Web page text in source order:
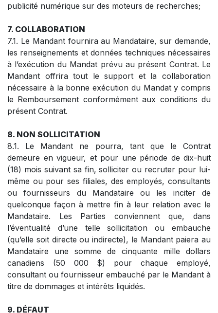
publicité numérique sur des moteurs de recherches;
7. COLLABORATION
7.1. Le Mandant fournira au Mandataire, sur demande,
les renseignements et données techniques nécessaires
à l’exécution du Mandat prévu au présent Contrat. Le
Mandant offrira tout le support et la collaboration
nécessaire à la bonne exécution du Mandat y compris
le Remboursement conformément aux conditions du
présent Contrat.
8. NON SOLLICITATION
8.1. Le Mandant ne pourra, tant que le Contrat
demeure en vigueur, et pour une période de dix-huit
(18) mois suivant sa fin, solliciter ou recruter pour lui-
même ou pour ses filiales, des employés, consultants
ou fournisseurs du Mandataire ou les inciter de
quelconque façon à mettre fin à leur relation avec le
Mandataire. Les Parties conviennent que, dans
l’éventualité d’une telle sollicitation ou embauche
(qu’elle soit directe ou indirecte), le Mandant paiera au
Mandataire une somme de cinquante mille dollars
canadiens (50 000 $) pour chaque employé,
consultant ou fournisseur embauché par le Mandant à
titre de dommages et intérêts liquidés.
9. DÉFAUT